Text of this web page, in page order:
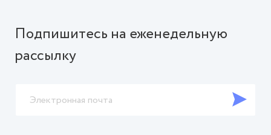
Подпишитесь на еженедельную
рассылку